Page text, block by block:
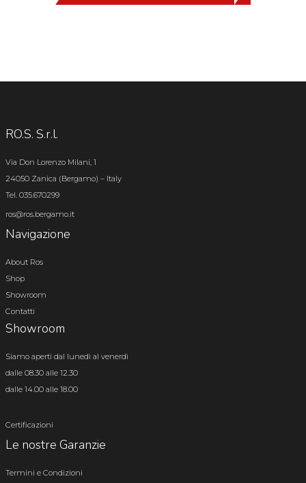
RO.S. S.r.l.
Via Don Lorenzo Milani, 1
24050 Zanica (Bergamo) – Italy
Tel. 035.670299
ros@ros.bergamo.it
Navigazione
About Ros
Shop
Showroom
Contatti
Showroom
Siamo aperti dal lunedì al venerdì
dalle 08.30 alle 12.30
dalle 14.00 alle 18.00
Certificazioni
Le nostre Garanzie
Termini e Condizioni